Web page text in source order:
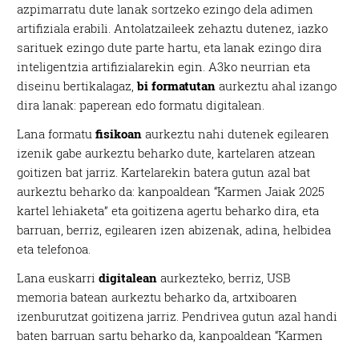
azpimarratu dute lanak sortzeko ezingo dela adimen
artifiziala erabili. Antolatzaileek zehaztu dutenez, iazko
sarituek ezingo dute parte hartu, eta lanak ezingo dira
inteligentzia artifizialarekin egin. A3ko neurrian eta
diseinu bertikalagaz,bi formatutan aurkeztu ahal izango
dira lanak: paperean edo formatu digitalean.
Lana formatufisikoan aurkeztu nahi dutenek egilearen
izenik gabe aurkeztu beharko dute, kartelaren atzean
goitizen bat jarriz. Kartelarekin batera gutun azal bat
aurkeztu beharko da: kanpoaldean “Karmen Jaiak 2025
kartel lehiaketa” eta goitizena agertu beharko dira, eta
barruan, berriz, egilearen izen abizenak, adina, helbidea
eta telefonoa.
Lana euskarridigitalean aurkezteko, berriz, USB
memoria batean aurkeztu beharko da, artxiboaren
izenburutzat goitizena jarriz. Pendrivea gutun azal handi
baten barruan sartu beharko da, kanpoaldean “Karmen